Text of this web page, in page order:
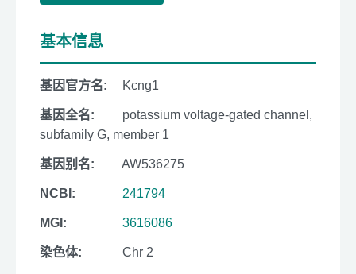
基本信息
基因官方名: Kcng1
基因全名:
potassium voltage-gated channel,
subfamily G, member 1
基因别名: AW536275
NCBI: 241794
MGI: 3616086
染色体: Chr 2